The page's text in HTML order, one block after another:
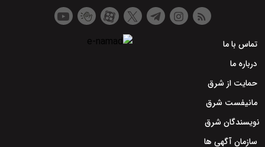
تماس با ما
درباره ما
حمایت از شرق
مانیفست شرق
نویسندگان شرق
سازمان آگهی ها